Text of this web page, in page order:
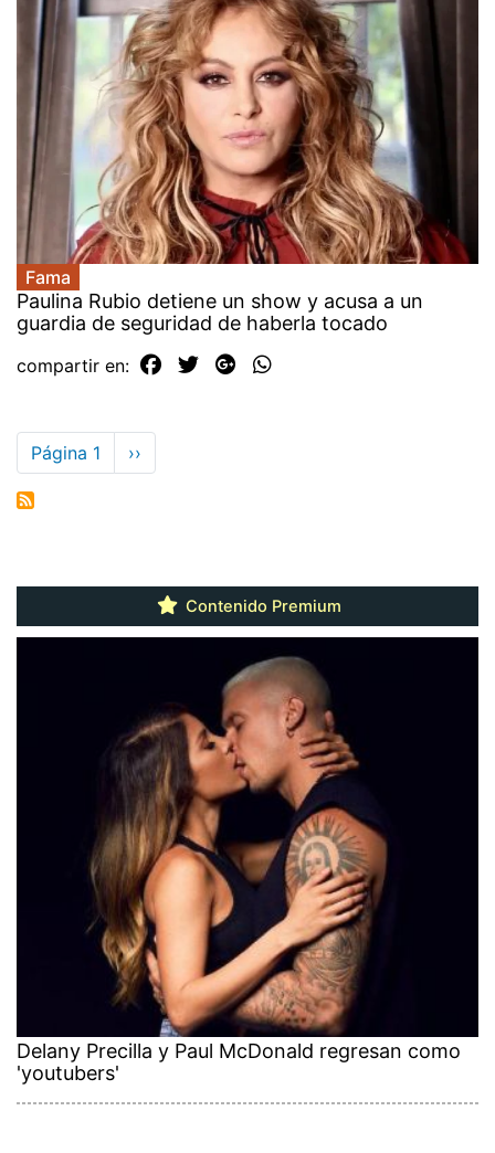
Fama
Paulina Rubio detiene un show y acusa a un
guardia de seguridad de haberla tocado
compartir en:
Paginación
Página 1
Siguiente
página
››
Contenido Premium
Delany Precilla y Paul McDonald regresan como
'youtubers'